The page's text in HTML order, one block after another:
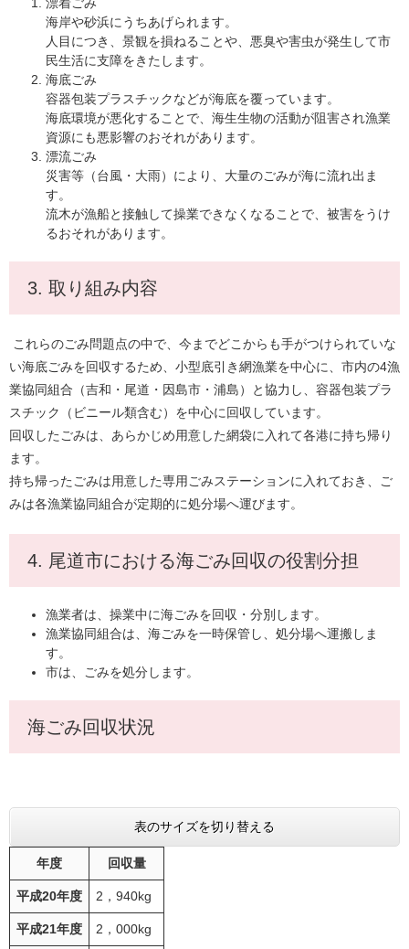
漂着ごみ
海岸や砂浜にうちあげられます。
人目につき、景観を損ねることや、悪臭や害虫が発生して市
民生活に支障をきたします。
海底ごみ
容器包装プラスチックなどが海底を覆っています。
海底環境が悪化することで、海生生物の活動が阻害され漁業
資源にも悪影響のおそれがあります。
漂流ごみ
災害等（台風・大雨）により、大量のごみが海に流れ出ま
す。
流木が漁船と接触して操業できなくなることで、被害をうけ
るおそれがあります。
3. 取り組み内容
これらのごみ問題点の中で、今までどこからも手がつけられていな
い海底ごみを回収するため、小型底引き網漁業を中心に、市内の4漁
業協同組合（吉和・尾道・因島市・浦島）と協力し、容器包装プラ
スチック（ビニール類含む）を中心に回収しています。
回収したごみは、あらかじめ用意した網袋に入れて各港に持ち帰り
ます。
持ち帰ったごみは用意した専用ごみステーションに入れておき、ご
みは各漁業協同組合が定期的に処分場へ運びます。
4. 尾道市における海ごみ回収の役割分担
漁業者は、操業中に海ごみを回収・分別します。
漁業協同組合は、海ごみを一時保管し、処分場へ運搬しま
す。
市は、ごみを処分します。
海ごみ回収状況
表のサイズを切り替える
年度 回収量
平成20年度 2，940kg
平成21年度 2，000kg